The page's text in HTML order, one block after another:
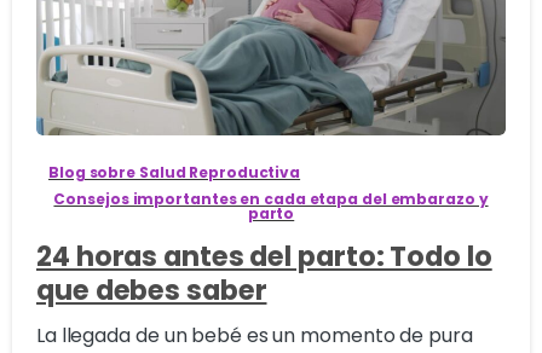
0
Blog sobre Salud Reproductiva
Consejos importantes en cada etapa del embarazo y
parto
24 horas antes del parto: Todo lo
que debes saber
La llegada de un bebé es un momento de pura